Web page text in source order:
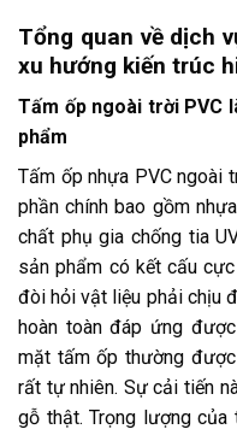
Tổng quan về dịch
xu hướng kiến trúc
Tấm ốp ngoài trời PVC
phẩm
Tấm ốp nhựa PVC ngoài
phần chính bao gồm
chất phụ gia chống tia
sản phẩm có kết cấu
đòi hỏi vật liệu phải chịu
hoàn toàn đáp ứng
mặt tấm ốp thường
rất tự nhiên. Sự cải tiến
gỗ thật. Trọng lượng của